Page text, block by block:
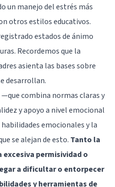
un manejo del estrés más
otros estilos educativos.
estados de ánimo
Recordemos que la
asienta las bases sobre
desarrollan.
combina normas claras y
y apoyo a nivel emocional
emocionales y la
se alejan de esto. Tanto la
permisividad o
a dificultar o entorpecer
y herramientas de